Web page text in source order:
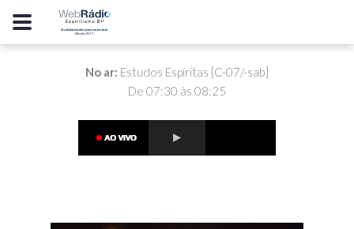
No ar: Estudos Espíritas [C-07/-sab]
De 07:30 às 08:25